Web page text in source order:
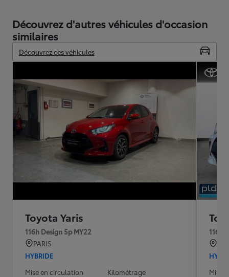
Découvrez d'autres véhicules d'occasion
similaires
Découvrez ces véhicules
Toyota Yaris
116h Design 5p MY22
PARIS
HYBRIDE
Mise en circulation
Kilométrage
116h
Mise